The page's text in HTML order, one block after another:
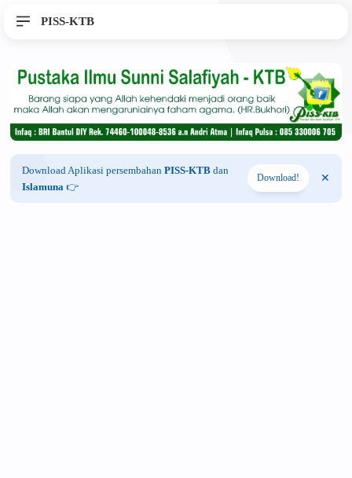
PISS-KTB
Download Aplikasi persembahan PISS-KTB dan
Islamuna 👉
Download!